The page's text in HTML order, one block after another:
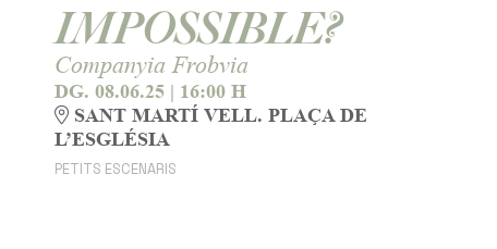
IMPOSSIBLE?
Companyia Frobvia
DG. 08.06.25 | 16:00 H
SANT MARTÍ VELL. PLAÇA DE
L’ESGLÉSIA
PETITS ESCENARIS